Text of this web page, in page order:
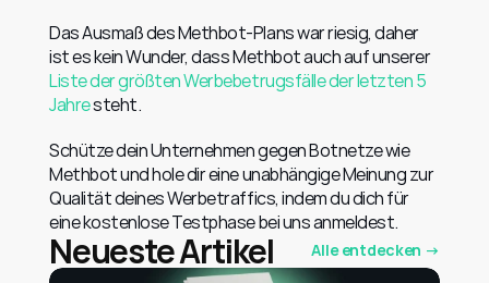
Das Ausmaß des Methbot-Plans war riesig, daher
ist es kein Wunder, dass Methbot auch auf unserer
Liste der größten Werbebetrugsfälle der letzten 5
Jahre steht.
Schütze dein Unternehmen gegen Botnetze wie
Methbot und hole dir eine unabhängige Meinung zur
Qualität deines Werbetraffics, indem du dich für
eine kostenlose Testphase bei uns anmeldest.
Neueste Artikel Alle entdecken →